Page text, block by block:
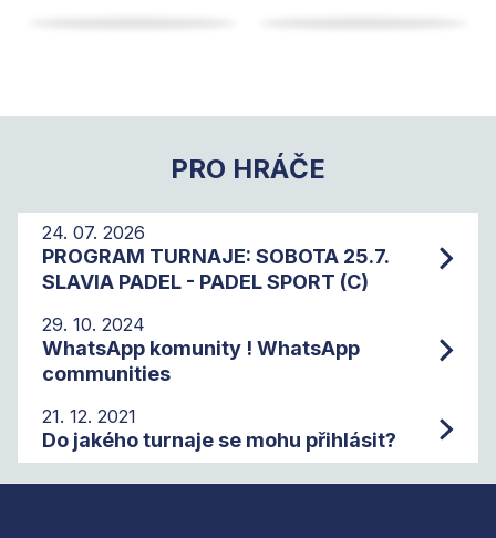
PRO HRÁČE
24. 07. 2026
PROGRAM TURNAJE: SOBOTA 25.7.
SLAVIA PADEL - PADEL SPORT (C)
29. 10. 2024
WhatsApp komunity ! WhatsApp
communities
21. 12. 2021
Do jakého turnaje se mohu přihlásit?